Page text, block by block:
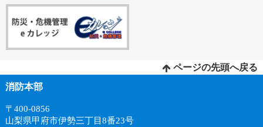
ページの先頭へ戻る
消防本部
〒400-0856
山梨県甲府市伊勢三丁目8番23号